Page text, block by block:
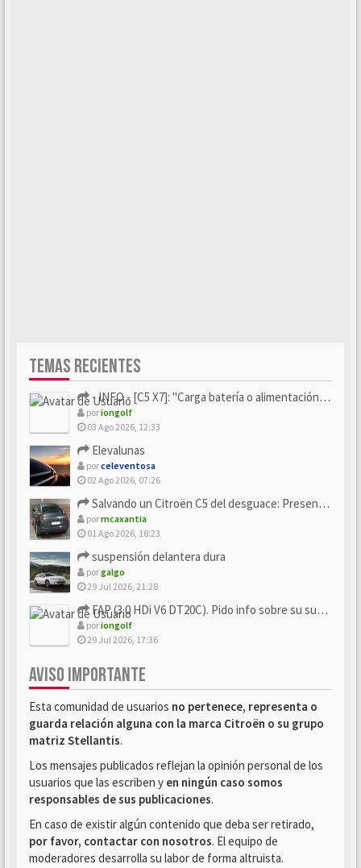
TEMAS RECIENTES
- INFO - [C5 X7]: "Carga batería o alimentación eléctri...
poriongolf
03 Ago 2026, 12:33
Elevalunas
porceleventosa
02 Ago 2026, 07:26
Salvando un Citroën C5 del desguace: Presentación y seguimiento
pormcaxantia
01 Ago 2026, 18:23
suspensión delantera dura
porgalgo
29 Jul 2026, 21:28
FAP (3.0 HDi V6 DT20C). Pido info sobre su sustitución
poriongolf
29 Jul 2026, 17:36
AVISO IMPORTANTE
Esta comunidad de usuarios no pertenece, representa o
guarda relación alguna con la marca Citroën o su grupo
matriz Stellantis.
Los mensajes publicados reflejan la opinión personal de los
usuarios que las escriben y en ningún caso somos
responsables de sus publicaciones.
En caso de existir algún contenido que deba ser retirado,
por favor, contactar con nosotros. El equipo de
moderadores desarrolla su labor de forma altruista.